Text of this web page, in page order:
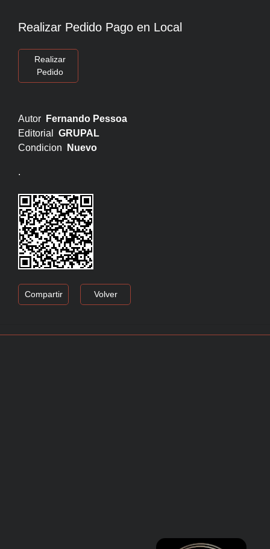
Realizar Pedido Pago en Local
Realizar
Pedido
Autor
Fernando Pessoa
Editorial GRUPAL
Condicion
Nuevo
.
Compartir Volver